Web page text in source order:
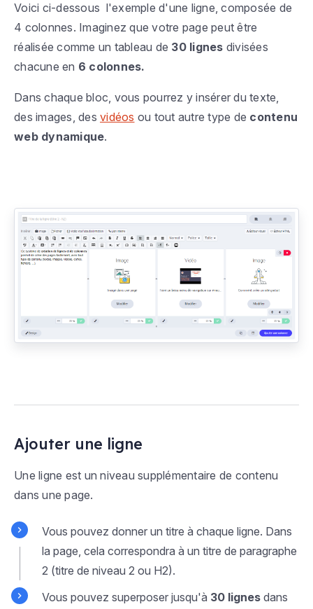
Voici ci-dessous l'exemple d'une ligne, composée de
4 colonnes. Imaginez que votre page peut être
réalisée comme un tableau de 30 lignes divisées
chacune en 6 colonnes.
Dans chaque bloc, vous pourrez y insérer du texte,
des images, des vidéos ou tout autre type de contenu
web dynamique.
Ajouter une ligne
Une ligne est un niveau supplémentaire de contenu
dans une page.
Vous pouvez donner un titre à chaque ligne. Dans
la page, cela correspondra à un titre de paragraphe
2 (titre de niveau 2 ou H2).
Vous pouvez superposer jusqu'à 30 lignes dans